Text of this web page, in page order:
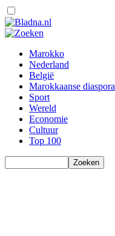
Marokko
Nederland
België
Marokkaanse diaspora
Sport
Wereld
Economie
Cultuur
Top 100